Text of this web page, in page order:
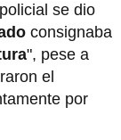
se dio
consignaba
", pese a
el
por